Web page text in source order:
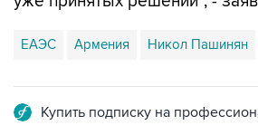
ЕАЭС Армения Никол Пашинян
Купить подписку на